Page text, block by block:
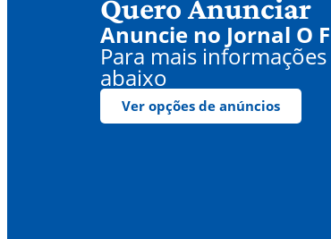
Quero Anunciar
Anuncie no Jornal O
Para mais
abaixo
Ver opções de anúncios